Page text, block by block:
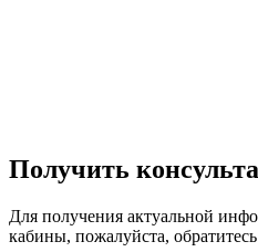
Получить
Для получения актуальной
кабины, пожалуйста,